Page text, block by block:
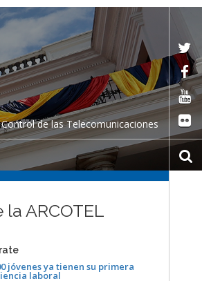
de las Telecomunicaciones
ARCOTEL